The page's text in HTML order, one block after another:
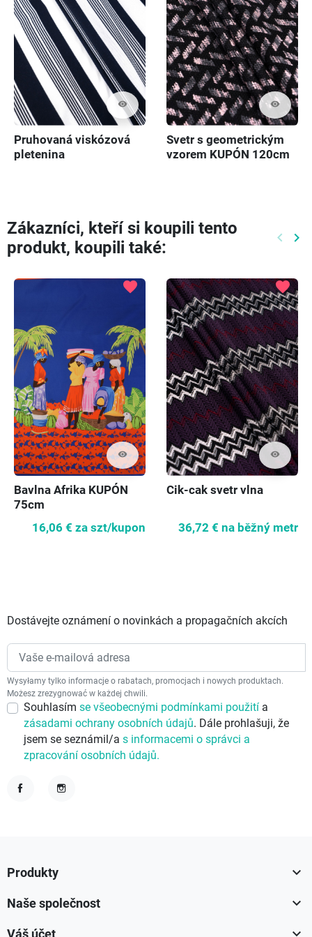
visibility
Pruhovaná viskózová
pletenina
visibility
Svetr s geometrickým
vzorem KUPÓN 120cm
Zákazníci, kteří si koupili tento
produkt, koupili také:
keyboard_arrow_left keyboard_arrow_right
visibility
favorite
Bavlna Afrika KUPÓN
75cm
16,06 € za szt/kupon
visibility
favorite
Cik-cak svetr vlna
36,72 € na běžný metr
Dostávejte oznámení o novinkách a propagačních akcích
Wysyłamy tylko informacje o rabatach, promocjach i nowych produktach.
Możesz zrezygnować w każdej chwili.
Souhlasím se všeobecnými podmínkami použití a
zásadami ochrany osobních údajů. Dále prohlašuji, že
jsem se seznámil/a s informacemi o správci a
zpracování osobních údajů.
Produkty 
Naše společnost 
Váš účet